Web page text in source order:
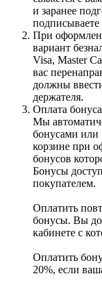
и заранее
При
вариант
Visa, Master
вас
должны
держателя.
Оплата
Мы
бонусами или
корзине при
бонусов
Бонусы
покупателем.
Оплатить
бонусы. Вы
кабинете с
Оплатить
20%, если